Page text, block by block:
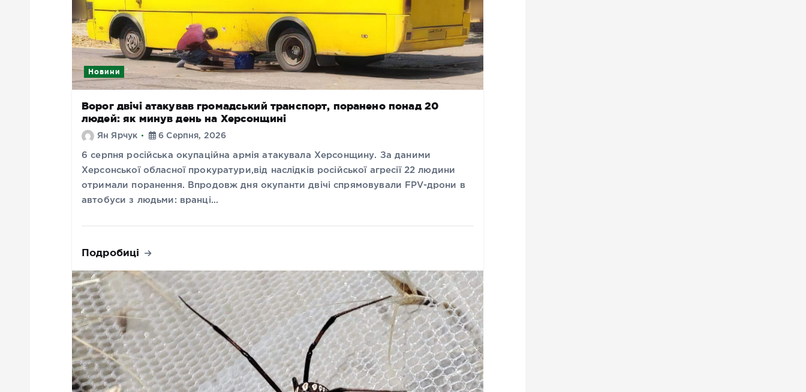
Новини
Ворог двічі атакував громадський транспорт, поранено понад 20
людей: як минув день на Херсонщині
Ян Ярчук 6 Серпня, 2026
6 серпня російська окупаційна армія атакувала Херсонщину. За даними
Херсонської обласної прокуратури,від наслідків російської агресії 22 людини
отримали поранення. Впродовж дня окупанти двічі спрямовували FPV-дрони в
автобуси з людьми: вранці…
Подробиці